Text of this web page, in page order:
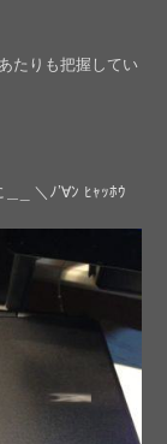
たりも把握してい
_ ＼ﾉ’∀ﾝ ﾋｬｯﾎｳ